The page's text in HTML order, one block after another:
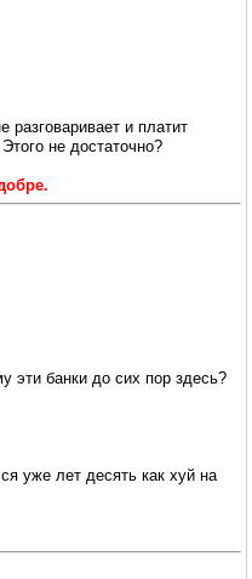
разговаривает и платит
не достаточно?
эти банки до сих пор здесь?
уже лет десять как хуй на